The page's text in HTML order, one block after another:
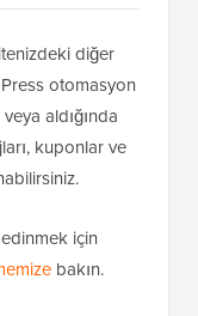
diğer
otomasyon
aldığında
kuponlar ve
için
bakın.